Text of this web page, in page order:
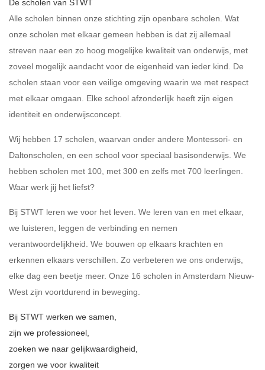
De scholen van STWT
Alle scholen binnen onze stichting zijn openbare scholen. Wat
onze scholen met elkaar gemeen hebben is dat zij allemaal
streven naar een zo hoog mogelijke kwaliteit van onderwijs, met
zoveel mogelijk aandacht voor de eigenheid van ieder kind. De
scholen staan voor een veilige omgeving waarin we met respect
met elkaar omgaan. Elke school afzonderlijk heeft zijn eigen
identiteit en onderwijsconcept.
Wij hebben 17 scholen, waarvan onder andere Montessori- en
Daltonscholen, en een school voor speciaal basisonderwijs. We
hebben scholen met 100, met 300 en zelfs met 700 leerlingen.
Waar werk jij het liefst?
Bij STWT leren we voor het leven. We leren van en met elkaar,
we luisteren, leggen de verbinding en nemen
verantwoordelijkheid. We bouwen op elkaars krachten en
erkennen elkaars verschillen. Zo verbeteren we ons onderwijs,
elke dag een beetje meer. Onze 16 scholen in Amsterdam Nieuw-
West zijn voortdurend in beweging.
Bij STWT werken we samen,
zijn we professioneel,
zoeken we naar gelijkwaardigheid,
zorgen we voor kwaliteit